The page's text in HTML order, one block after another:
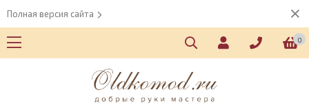
Полная версия сайта
0